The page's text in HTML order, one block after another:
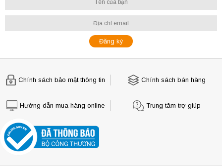
Chính sách bảo mật thông tin Chính sách bán hàng
Hướng dẫn mua hàng online Trung tâm trợ giúp